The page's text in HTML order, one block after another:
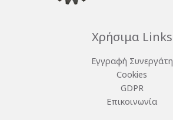
Χρήσιμα Links
Εγγραφή Συνεργάτη
Cookies
GDPR
Επικοινωνία